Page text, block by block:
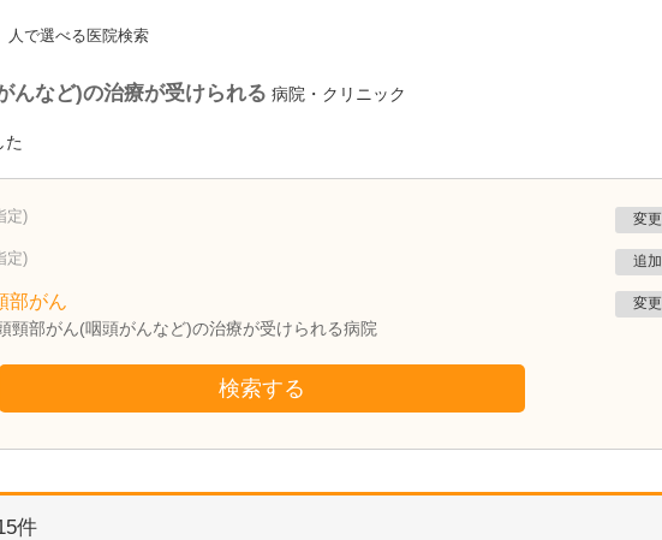
人で選べる医院検索
んなど)の治療が受けられる 病院・クリニック
た
定) 変更
定) 追加
部がん
頸部がん(咽頭がんなど)の治療が受けられる病院
変更
検索する
件
真清クリニック
日比野 久美子院長取材記事